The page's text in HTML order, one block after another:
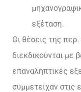
εξέταση.
Οι θέσεις της
διεκδικούνται με
επαναληπτικές
συμμετείχαν στις